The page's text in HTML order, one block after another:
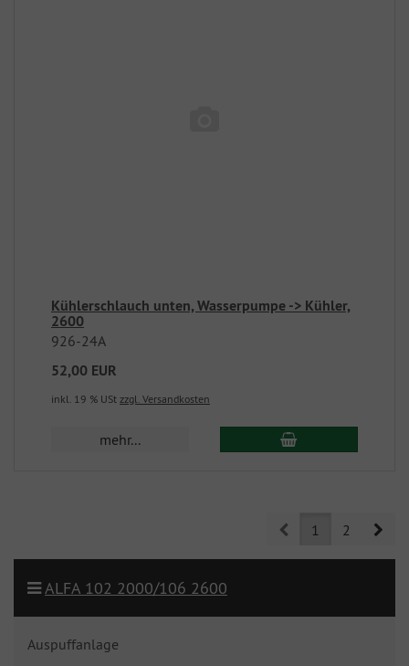
Kühlerschlauch unten, Wasserpumpe -> Kühler,
2600
926-24A
52,00 EUR
inkl. 19 % USt zzgl. Versandkosten
mehr...
Prev1 2
ALFA 102 2000/106 2600
Auspuffanlage